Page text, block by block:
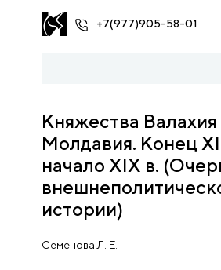
+7(977)905-58-01
Княжества Валахия
Молдавия. Конец
начало XIX в.
истории)
Семенова Л. Е.